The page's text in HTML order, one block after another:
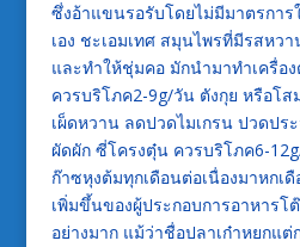
ซึ่งอ้าแขนรอรับโดยไม่มีมาตรการ
เอง ชะเอมเทศ สมุนไพรที่มีรสหว
และทำให้ชุ่มคอ มักนำมาทำเครื่อ
ควรบริโภค2-9g/วัน ตังกุย หรือโ
เผ็ดหวาน ลดปวดไมเกรน ปวดปร
ผัดผัก ซี่โครงตุ๋น ควรบริโภค6-
ก๊าซหุงต้มทุกเดือนต่อเนื่องมาหก
เพิ่มขึ้นของผู้ประกอบการอาหารโ
อย่างมาก แม้ว่าชื่อปลาเก๋าหยกแ